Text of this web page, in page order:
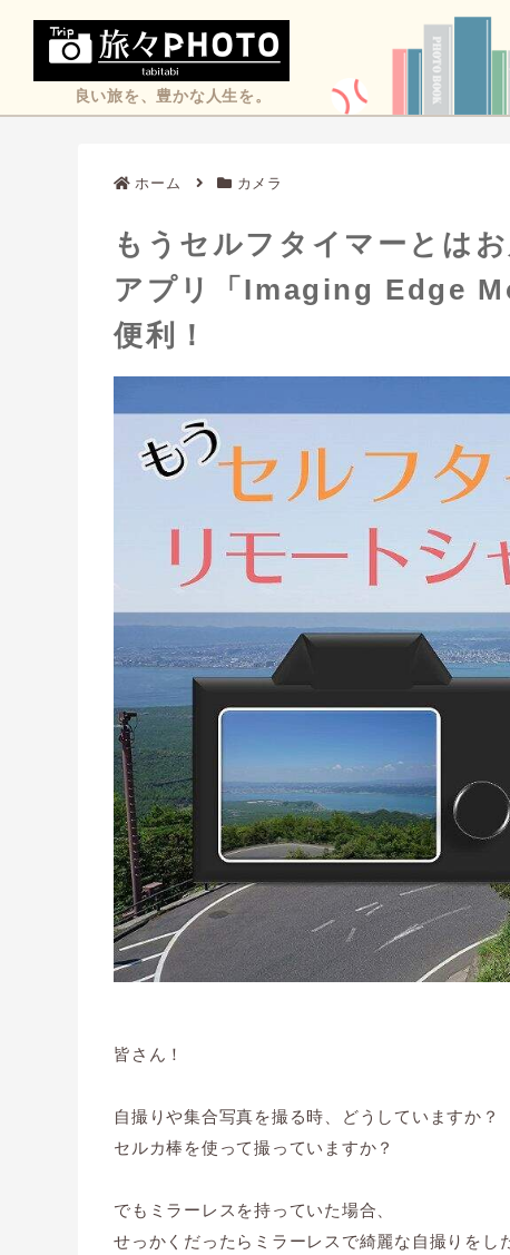
良い旅を、豊かな人生を。
ホーム カメラ
もうセルフタイマーとは
アプリ「Imaging Edge
便利！
皆さん！
自撮りや集合写真を撮る時、どうしていますか？
セルカ棒を使って撮っていますか？
でもミラーレスを持っていた場合、
せっかくだったらミラーレスで綺麗な自撮りをし